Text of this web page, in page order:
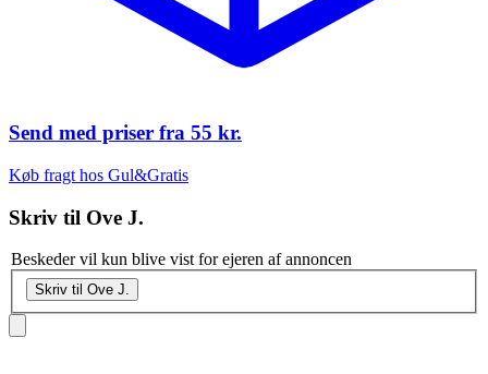
Send med priser fra 55 kr.
Køb fragt hos Gul&Gratis
Skriv til Ove J.
Beskeder vil kun blive vist for ejeren af annoncen
Skriv til Ove J.